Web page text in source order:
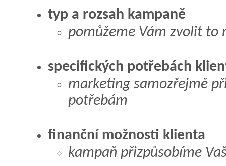
typ a rozsah kampaně
pomůžeme Vám zvolit to
specifických potřebách
marketing samozřejmě
potřebám
finanční možnosti klienta
kampaň přizpůsobíme